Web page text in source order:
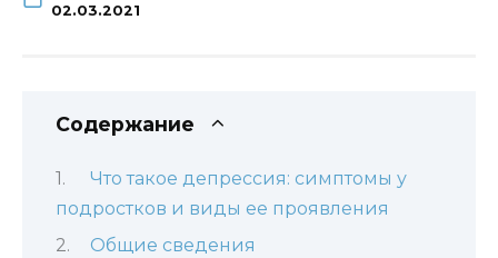
02.03.2021
Содержание
Что такое депрессия: симптомы у
подростков и виды ее проявления
Общие сведения